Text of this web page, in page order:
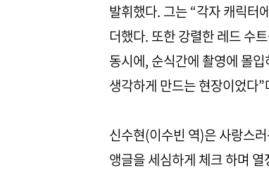
발휘했다. 그는 “각자 캐릭터
더했다. 또한 강렬한 레드 수
동시에, 순식간에 촬영에 몰
생각하게 만드는 현장이었다
신수현(이수빈 역)은 사랑스
앵글을 세심하게 체크 하며